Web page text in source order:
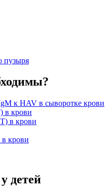
пузыря
к HAV в сыворотке крови
в крови
в крови
в крови
детей